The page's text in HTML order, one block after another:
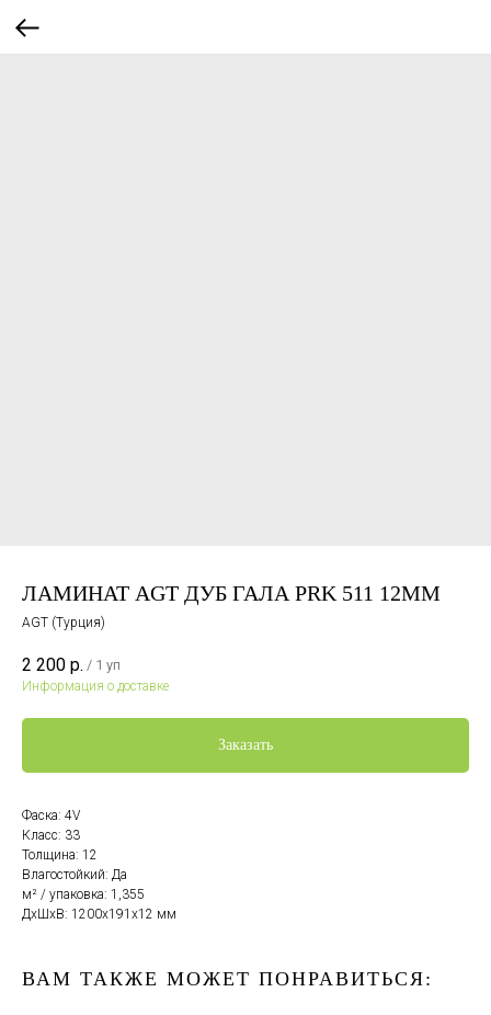
ЛАМИНАТ AGT ДУБ ГАЛА PRK 511 12ММ
AGT (Турция)
2 200 р. / 1 уп
Информация о доставке
Заказать
Фаска: 4V
Класс: 33
Толщина: 12
Влагостойкий: Да
м² / упаковка: 1,355
ДxШxВ: 1200x191x12 мм
ВАМ ТАКЖЕ МОЖЕТ ПОНРАВИТЬСЯ: